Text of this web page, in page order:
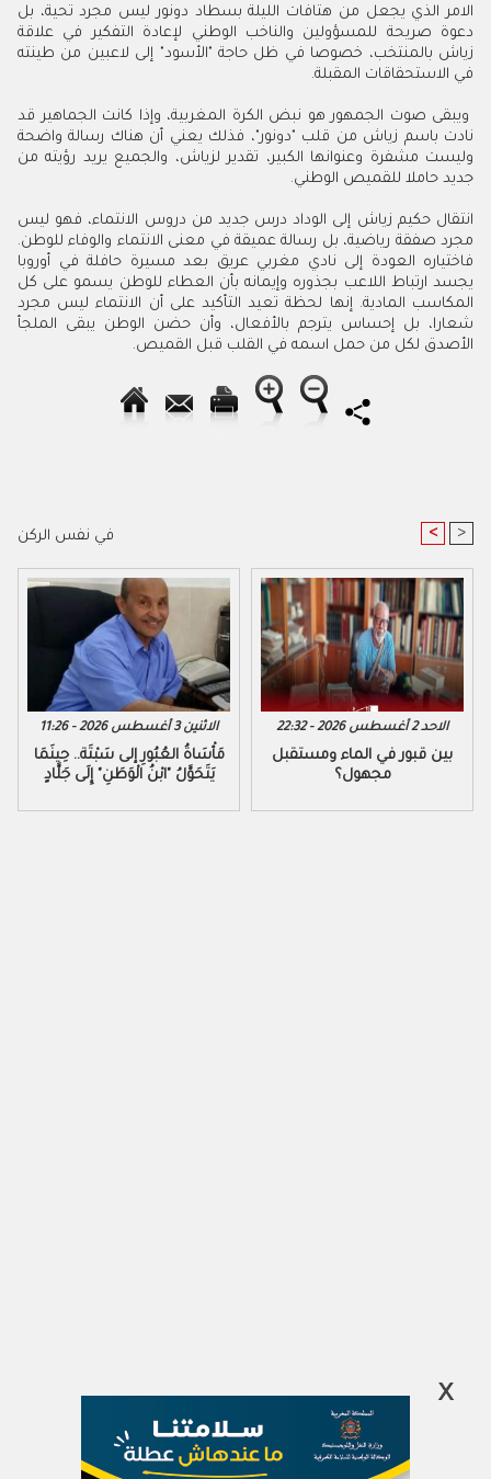
الامر الذي يجعل من هتافات الليلة بسطاد دونور ليس مجرد تحية، بل
دعوة صريحة للمسؤولين والناخب الوطني لإعادة التفكير في علاقة
زياش بالمنتخب، خصوصا في ظل حاجة "الأسود" إلى لاعبين من طينته
في الاستحقاقات المقبلة.
ويبقى صوت الجمهور هو نبض الكرة المغربية، وإذا كانت الجماهير قد
نادت باسم زياش من قلب "دونور"، فذلك يعني أن هناك رسالة واضحة
وليست مشفرة وعنوانها الكبير، تقدير لزياش، والجميع يريد رؤيته من
جديد حاملا للقميص الوطني.
انتقال حكيم زياش إلى الوداد درس جديد من دروس الانتماء، فهو ليس
مجرد صفقة رياضية، بل رسالة عميقة في معنى الانتماء والوفاء للوطن.
فاختياره العودة إلى نادي مغربي عريق بعد مسيرة حافلة في أوروبا
يجسد ارتباط اللاعب بجذوره وإيمانه بأن العطاء للوطن يسمو على كل
المكاسب المادية. إنها لحظة تعيد التأكيد على أن الانتماء ليس مجرد
شعارا، بل إحساس يترجم بالأفعال، وأن حضن الوطن يبقى الملجأ
الأصدق لكل من حمل اسمه في القلب قبل القميص.
في نفس الركن < >
الاثنين 3 أغسطس 2026 - 11:26
مَأْسَاةُ العُبُورِ إلى سَبْتَة.. حِينَمَا
يَتَحَوَّلُ "ابْنُ الْوَطَنِ" إِلَى جَلَّادٍ
الاحد 2 أغسطس 2026 - 22:32
بين قبور في الماء ومستقبل
مجهول؟